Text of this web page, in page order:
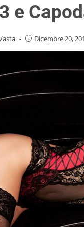
e
- Dicembre 20,